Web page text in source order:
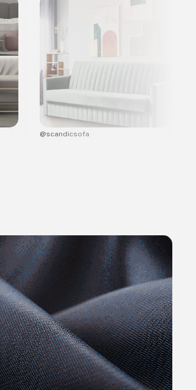
@scandicsofa